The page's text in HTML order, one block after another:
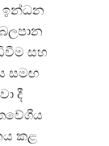
ඉන්ධන
සහ
සමඟ
දී
කළ